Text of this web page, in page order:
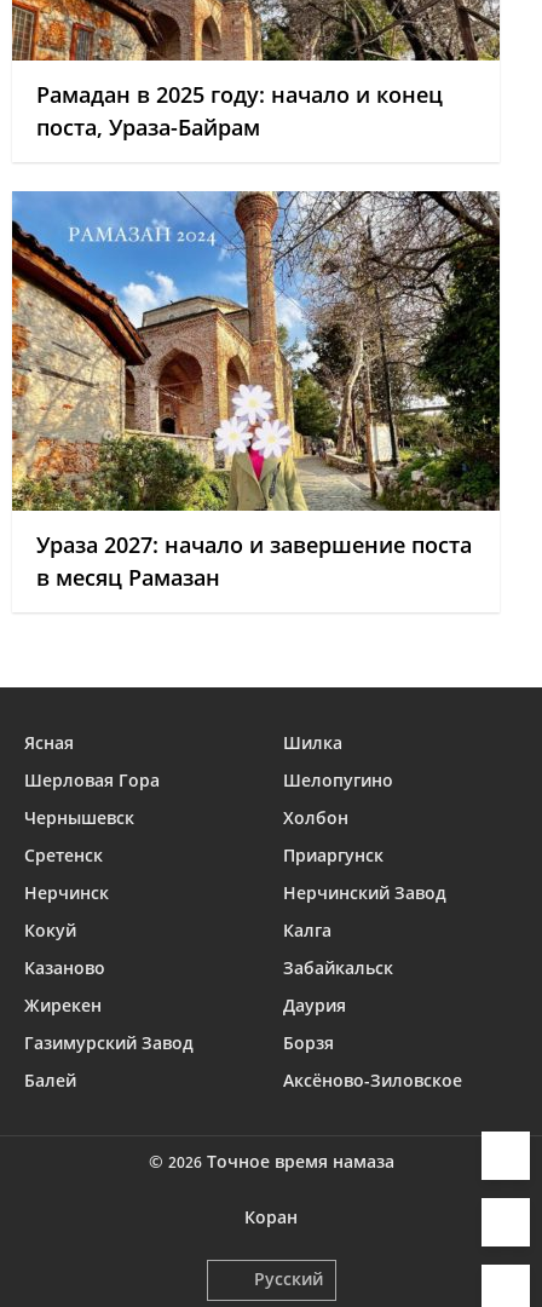
Рамадан в 2025 году: начало и конец
поста, Ураза-Байрам
Ураза 2027: начало и завершение поста
в месяц Рамазан
Ясная
Шилка
Шерловая Гора
Шелопугино
Чернышевск
Холбон
Сретенск
Приаргунск
Нерчинск
Нерчинский Завод
Кокуй
Калга
Казаново
Забайкальск
Жирекен
Даурия
Газимурский Завод
Борзя
Балей
Аксёново-Зиловское
© 2026 Точное время намаза
Коран
Русский